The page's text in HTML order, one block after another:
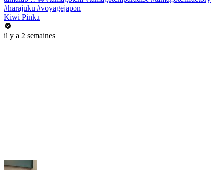
#harajuku #voyagejapon
Kiwi Pinku
il y a 2 semaines